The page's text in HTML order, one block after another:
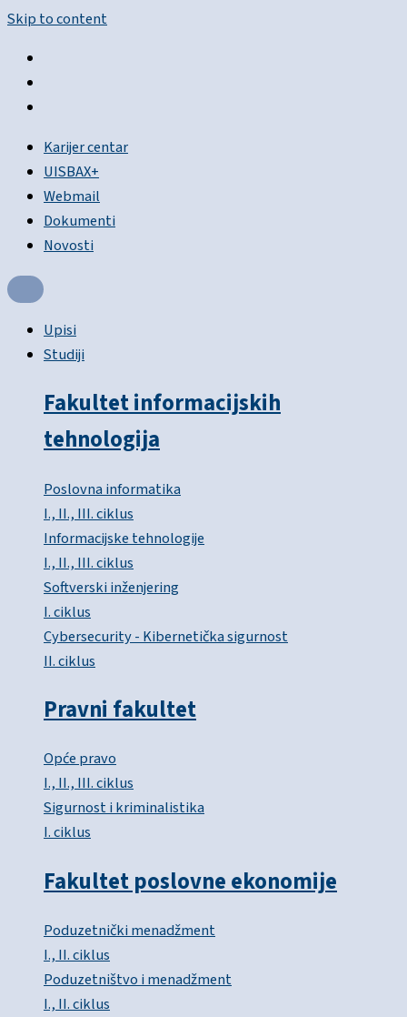
Skip to content
Karijer centar
UISBAX+
Webmail
Dokumenti
Novosti
Upisi
Studiji
Fakultet informacijskih
tehnologija
Poslovna informatika
I., II., III. ciklus
Informacijske tehnologije
I., II., III. ciklus
Softverski inženjering
I. ciklus
Cybersecurity - Kibernetička sigurnost
II. ciklus
Pravni fakultet
Opće pravo
I., II., III. ciklus
Sigurnost i kriminalistika
I. ciklus
Fakultet poslovne ekonomije
Poduzetnički menadžment
I., II. ciklus
Poduzetništvo i menadžment
I., II. ciklus